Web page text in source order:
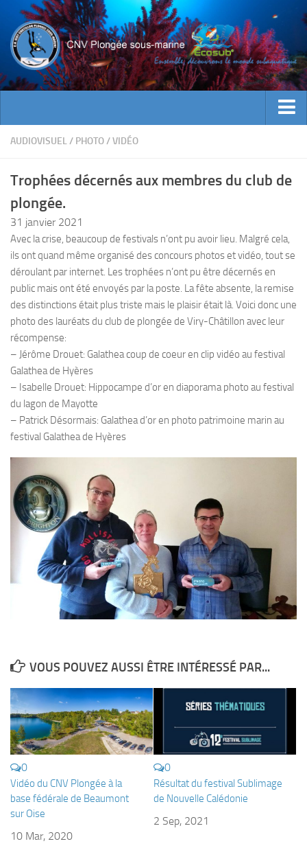
ACTUALITES
INFOS CNV
Bienvenue
Contacts
Documents utiles
Encadrement
Historique
Plouf
ECOLE DE PLONGEE
Formations
Plongeur N1
Plongeur N2
Maintien des acquis
Guide de palanquée N4
Initiateur
Moniteur Fédéral
Organisation
Responsables
APNEE
SORTIES
Sorties 2026
Sorties 2025
Sorties 2023
Sorties 2022
Sorties 2021
AUDIOVISUEL/ PHOTO/VIDÉO
Trophées décernés aux membres du club de
plongée.
31 janvier 2021
Avec la crise, beaucoup de festivals n’ont pu avoir lieu. Malgré cela,
ils ont quand même organisé des concours photos et vidéo, tout se
déroulant par internet. Les trophées n’ont pu être décernés en
public mais ont été envoyés par la poste. La fête absente, la remise
des distinctions était plus triste mais le plaisir était là. Voici donc une
photo des lauréats du club de plongée de Viry-Châtillon avec leur
récompense:
– Jérôme Drouet: Galathea coup de coeur en clip vidéo au festival
Galathea de Hyères
– Isabelle Drouet: Hippocampe d’or en diaporama photo au festival
du lagon de Mayotte
– Patrick Désormais: Galathea d’or en photo patrimoine marin au
festival Galathea de Hyères
VOUS POUVEZ AUSSI ÊTRE INTÉRESSÉ PAR...
0
Vidéo du CNV Plongée à la
base fédérale de Beaumont
sur Oise
10 Mar, 2020
0
Résultat du festival Sublimage
de Nouvelle Calédonie
2 Sep, 2021